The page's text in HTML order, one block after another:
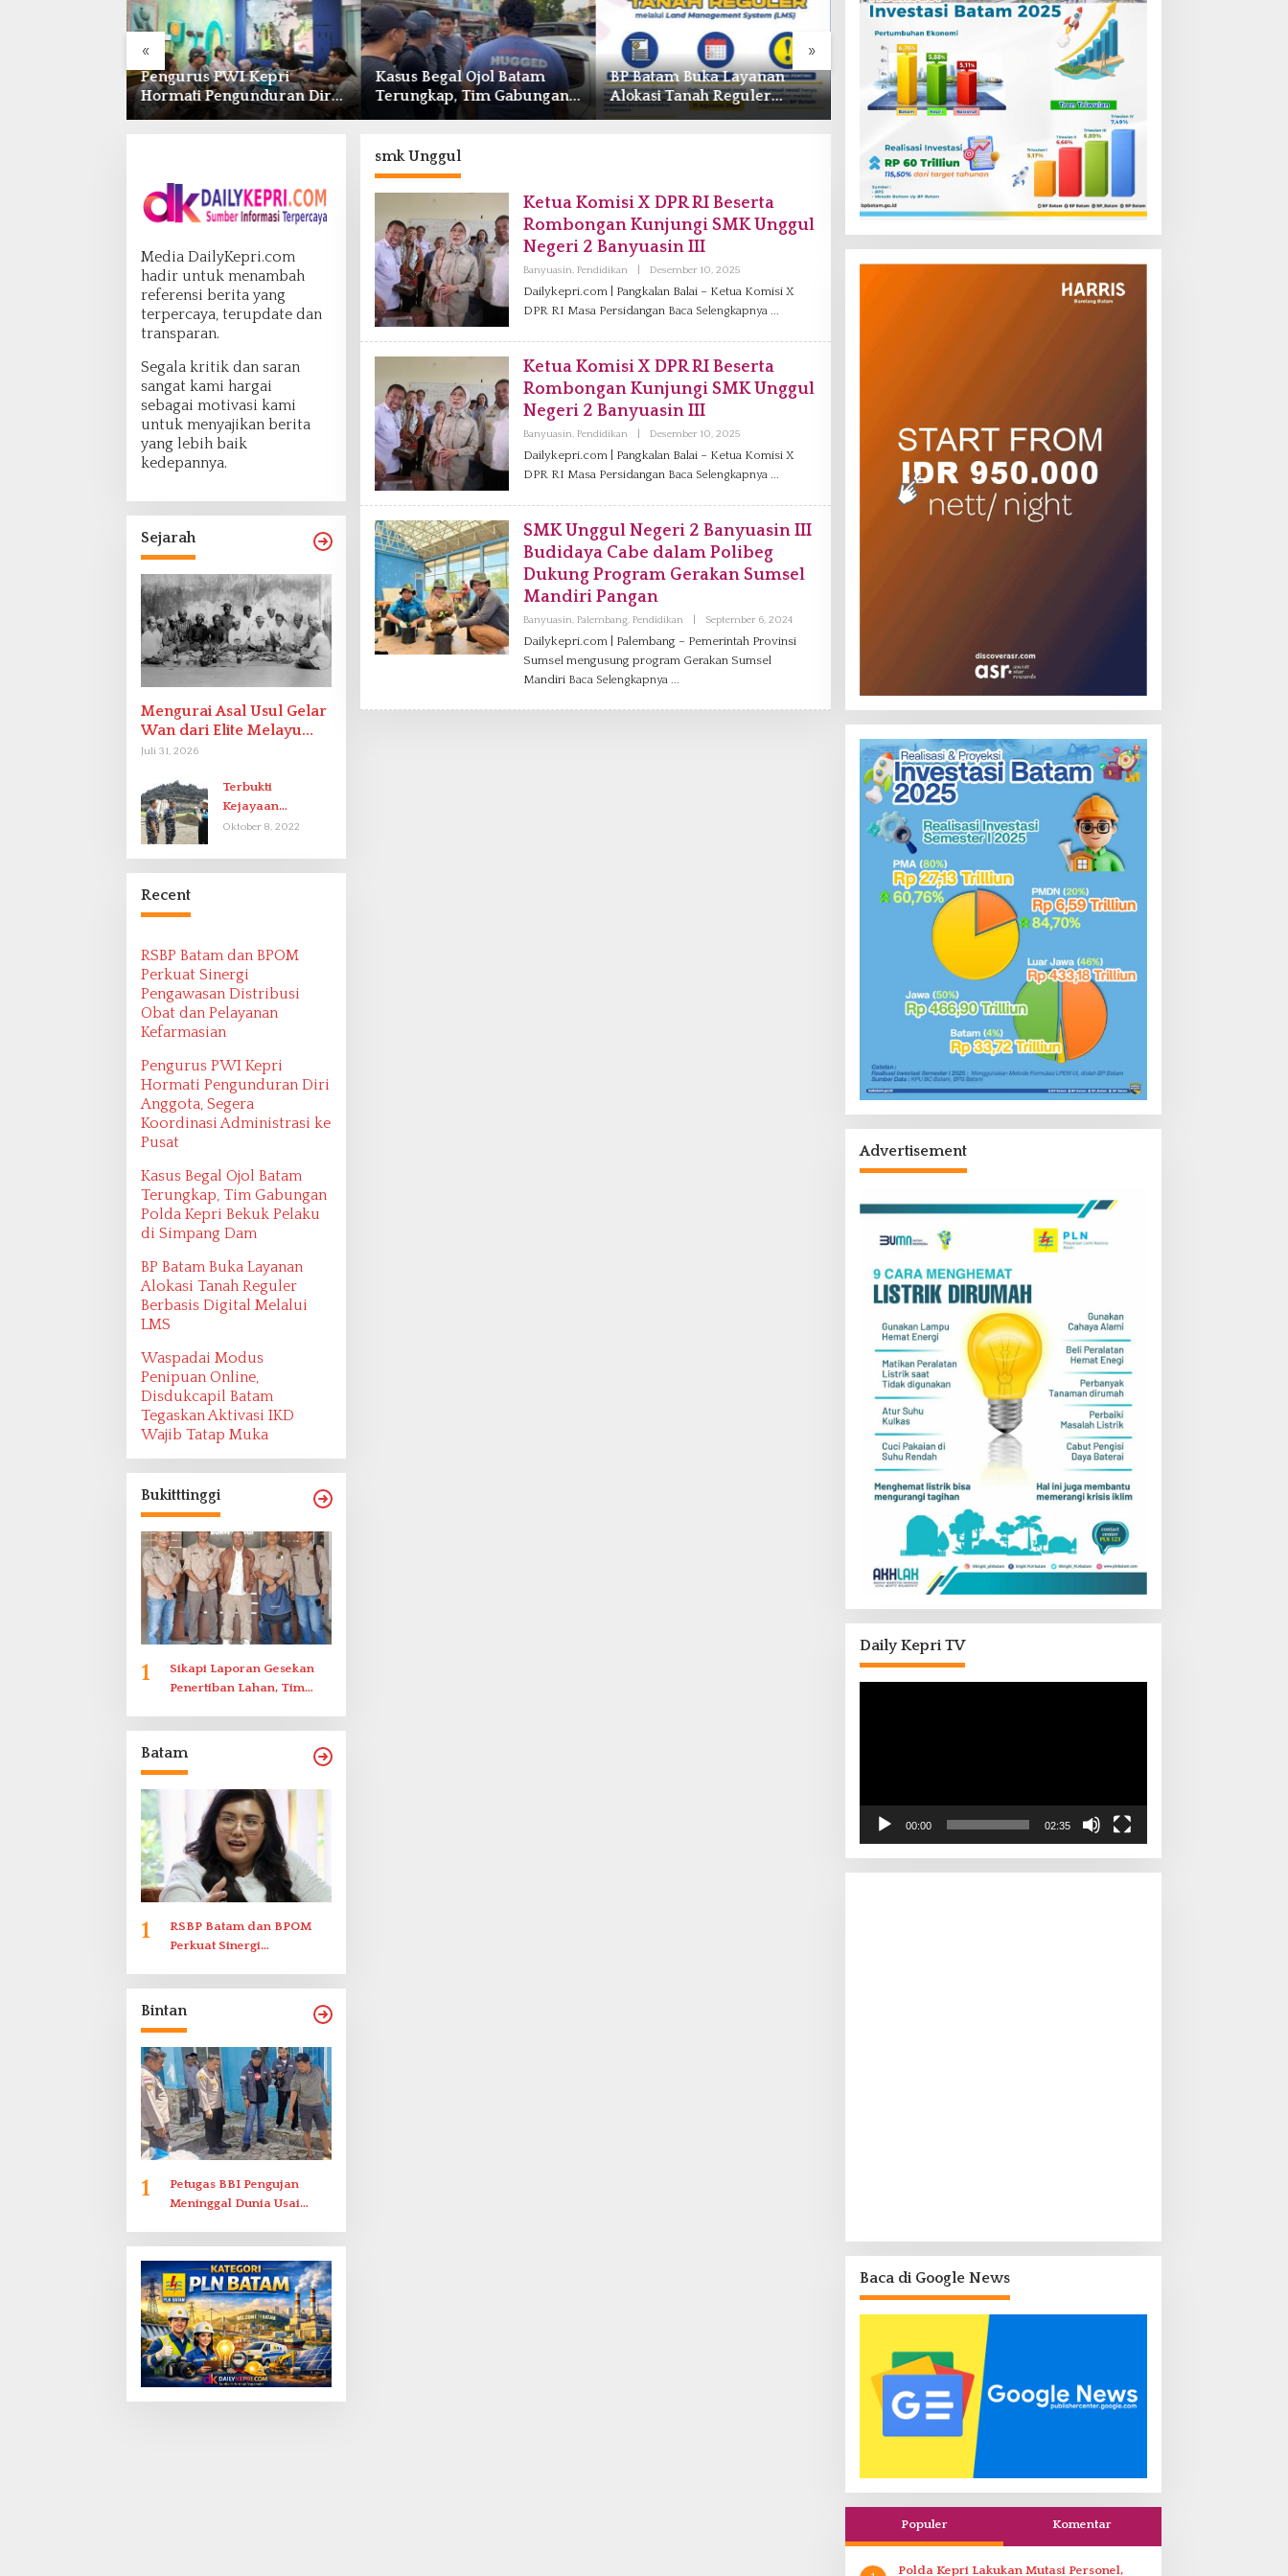
« »
Pengurus PWI Kepri
Hormati Pengunduran Diri
Anggota, Segera Koordinasi
Kasus Begal Ojol Batam
Terungkap, Tim Gabungan
Polda Kepri Bekuk Pelaku di
BP Batam Buka Layanan
Alokasi Tanah Reguler
Berbasis Digital Melalui LMS
Waspadai Modus Penipuan
Online, Disdukcapil Batam
Tegaskan Aktivasi IKD Wajib
Air Batam Hilir Lakukan
Pemeliharaan Control
Valve, Ini Daftar Area
Terdampak
Media DailyKepri.com
hadir untuk menambah
referensi berita yang
terpercaya, terupdate dan
transparan.
Segala kritik dan saran
sangat kami hargai
sebagai motivasi kami
untuk menyajikan berita
yang lebih baik
kedepannya.
Sejarah
Mengurai Asal Usul Gelar
Wan dari Elite Melayu
Hingga Populer di
Juli 31, 2026
Terbukti
Kejayaan
Indonesia pada
Oktober 8, 2022
Recent
RSBP Batam dan BPOM
Perkuat Sinergi
Pengawasan Distribusi
Obat dan Pelayanan
Kefarmasian
Pengurus PWI Kepri
Hormati Pengunduran Diri
Anggota, Segera
Koordinasi Administrasi ke
Pusat
Kasus Begal Ojol Batam
Terungkap, Tim Gabungan
Polda Kepri Bekuk Pelaku
di Simpang Dam
BP Batam Buka Layanan
Alokasi Tanah Reguler
Berbasis Digital Melalui
LMS
Waspadai Modus
Penipuan Online,
Disdukcapil Batam
Tegaskan Aktivasi IKD
Wajib Tatap Muka
Bukitttinggi
1
Sikapi Laporan Gesekan
Penertiban Lahan, Tim
Batam
1
RSBP Batam dan BPOM
Perkuat Sinergi
Bintan
1
Petugas BBI Pengujan
Meninggal Dunia Usai
smk Unggul
Ketua Komisi X DPR RI Beserta
Rombongan Kunjungi SMK Unggul
Negeri 2 Banyuasin III
Banyuasin, Pendidikan Desember 10, 2025O
E
H
A
S
Dailykepri.com | Pangkalan Balai – Ketua Komisi X
DPR RI Masa Persidangan Baca Selengkapnya
Ketua Komisi X DPR RI Beserta
Rombongan Kunjungi SMK Unggul
Negeri 2 Banyuasin III
Banyuasin, Pendidikan Desember 10, 2025O
E
H
A
K
S
Dailykepri.com | Pangkalan Balai – Ketua Komisi X
DPR RI Masa Persidangan Baca Selengkapnya
SMK Unggul Negeri 2 Banyuasin III
Budidaya Cabe dalam Polibeg
Dukung Program Gerakan Sumsel
Mandiri Pangan
Banyuasin, Palembang, Pendidikan September 6, 2024O
E
Dailykepri.com | Palembang – Pemerintah Provinsi
Sumsel mengusung program Gerakan Sumsel
Mandiri Baca Selengkapnya
Advertisement
Daily Kepri TV
00:00 02:35
Baca di Google News
Populer Komentar
Polda Kepri Lakukan Mutasi Personel,